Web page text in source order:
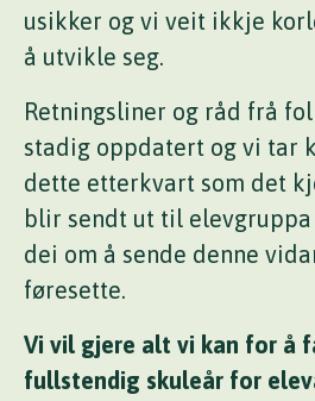
usikker og vi veit ikkje
å utvikle seg.
Retningsliner og råd frå
stadig oppdatert og vi tar
dette etterkvart som det
blir sendt ut til
dei om å sende denne
føresette.
Vi vil gjere alt vi kan for å
fullstendig skuleår for